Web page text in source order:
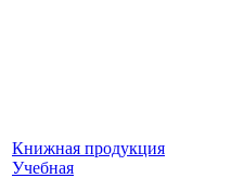
Книжная продукция
Учебная